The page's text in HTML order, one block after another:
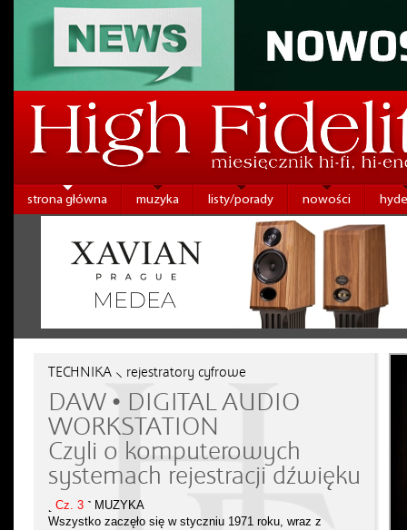
strona główna muzyka listy/porady nowości
TECHNIKA ⸜ rejestratory cyfrowe
DAW • DIGITAL AUDIO
WORKSTATION
Czyli o komputerowych
systemach rejestracji dźwięku
Cz. 3 ˺ MUZYKA
Wszystko zaczęło się w styczniu 1971 roku, wraz z